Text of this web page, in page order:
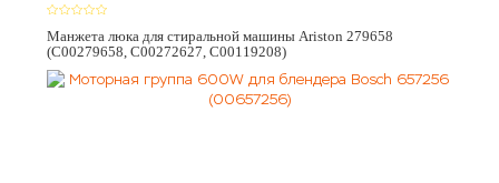
Манжета люка для стиральной машины Ariston 279658
(C00279658, C00272627, C00119208)